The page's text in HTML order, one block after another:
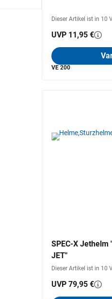
Dieser Artikel ist in 10
UVP 11,95 €
VE 200
SPEC-X Jethelm
JET"
Dieser Artikel ist in 10
UVP 79,95 €